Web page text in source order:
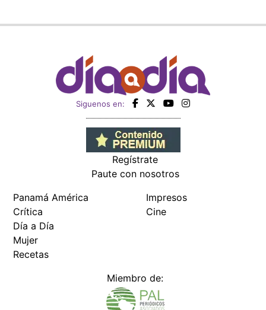
Siguenos en:
Regístrate
Paute con nosotros
Panamá América
Crítica
Día a Día
Mujer
Recetas
Impresos
Cine
Miembro de: